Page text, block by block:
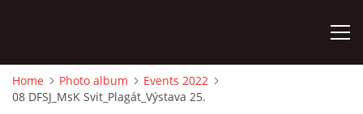
HOME
Home Photo album
Events 2022
08 DFSJ_MsK Svit_Plagát_Výstava 25.